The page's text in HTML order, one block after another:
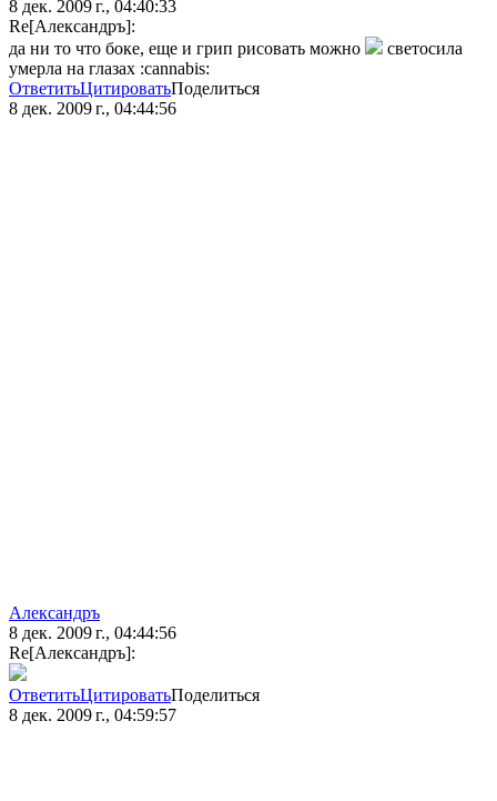
8 дек. 2009 г., 04:40:33
Re[Александръ]:
да ни то что боке, еще и грип рисовать можно
светосила
умерла на глазах :cannabis:
ОтветитьЦитироватьПоделиться
8 дек. 2009 г., 04:44:56
Александръ
8 дек. 2009 г., 04:44:56
Re[Александръ]:
ОтветитьЦитироватьПоделиться
8 дек. 2009 г., 04:59:57